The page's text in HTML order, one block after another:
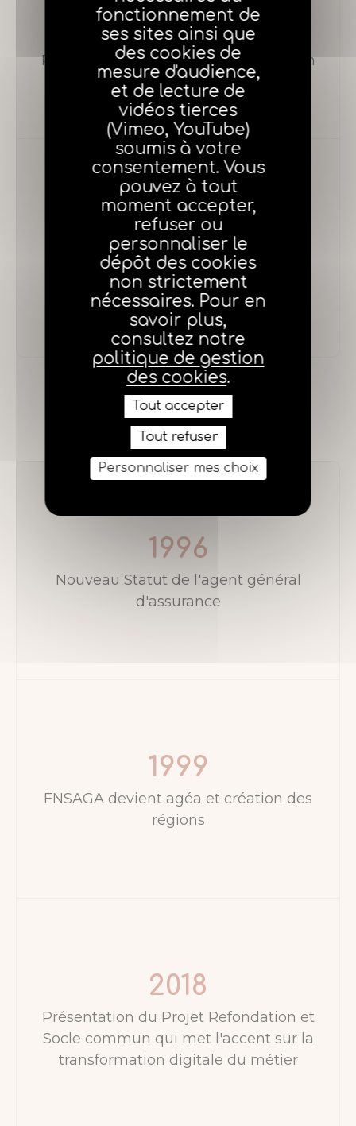
1982
Reconnaissance du droit d'association
1989
Suppression de l'encadrement des
commissions
1996
Nouveau Statut de l'agent général
d'assurance
1999
FNSAGA devient agéa et création des
régions
2018
Présentation du Projet Refondation et
Socle commun qui met l'accent sur la
transformation digitale du métier
fonctionnement de
ses sites ainsi que
des cookies de
mesure d'audience,
et de lecture de
vidéos tierces
(Vimeo, YouTube)
soumis à votre
consentement. Vous
pouvez à tout
moment accepter,
refuser ou
personnaliser le
dépôt des cookies
non strictement
nécessaires. Pour en
savoir plus,
consultez notre
politique de gestion
des cookies.
Tout accepter
Tout refuser
Personnaliser mes choix